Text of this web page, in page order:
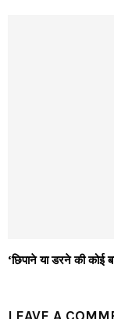
‘छिपाने या डरने की कोई